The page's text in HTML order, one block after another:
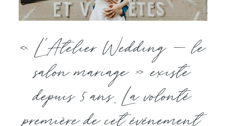
« L’Atelier Wedding – le
salon mariage » existe
depuis 5 ans. La volonté